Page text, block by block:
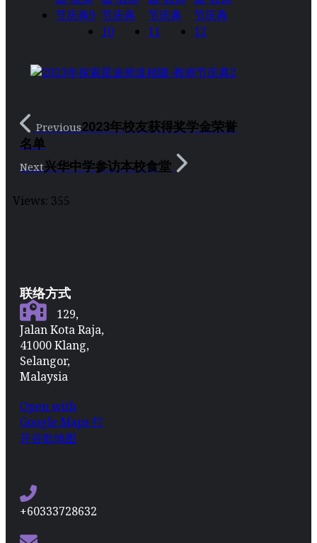
Previous2023年校友获得奖学金荣誉
名单
Next兴华中学参访本校食堂
Views: 355
联络方式
129,
Jalan Kota Raja,
41000 Klang,
Selangor,
Malaysia
Open with
Google Maps 打
开谷歌地图
+60333728632